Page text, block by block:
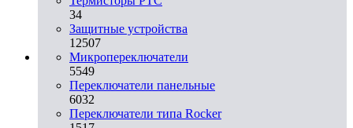
34
Защитные устройства
12507
Микропереключатели
5549
Переключатели панельные
6032
Переключатели типа Rocker